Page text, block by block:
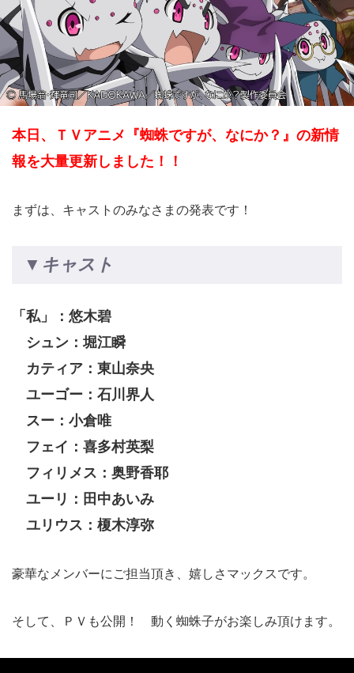
本日、ＴＶアニメ『蜘蛛ですが、なにか？』の新情
報を大量更新しました！！
まずは、キャストのみなさまの発表です！
▼キャスト
「私」：悠木碧
シュン：堀江瞬
カティア：東山奈央
ユーゴー：石川界人
スー：小倉唯
フェイ：喜多村英梨
フィリメス：奥野香耶
ユーリ：田中あいみ
ユリウス：榎木淳弥
豪華なメンバーにご担当頂き、嬉しさマックスです。
そして、ＰＶも公開！ 動く蜘蛛子がお楽しみ頂けます。